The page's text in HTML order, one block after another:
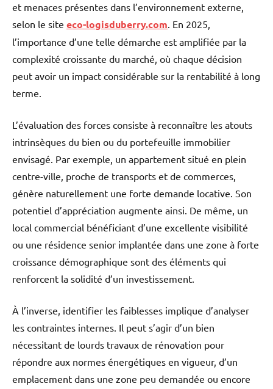
et menaces présentes dans l’environnement externe,
selon le site eco-logisduberry.com. En 2025,
l’importance d’une telle démarche est amplifiée par la
complexité croissante du marché, où chaque décision
peut avoir un impact considérable sur la rentabilité à long
terme.
L’évaluation des forces consiste à reconnaître les atouts
intrinsèques du bien ou du portefeuille immobilier
envisagé. Par exemple, un appartement situé en plein
centre-ville, proche de transports et de commerces,
génère naturellement une forte demande locative. Son
potentiel d’appréciation augmente ainsi. De même, un
local commercial bénéficiant d’une excellente visibilité
ou une résidence senior implantée dans une zone à forte
croissance démographique sont des éléments qui
renforcent la solidité d’un investissement.
À l’inverse, identifier les faiblesses implique d’analyser
les contraintes internes. Il peut s’agir d’un bien
nécessitant de lourds travaux de rénovation pour
répondre aux normes énergétiques en vigueur, d’un
emplacement dans une zone peu demandée ou encore